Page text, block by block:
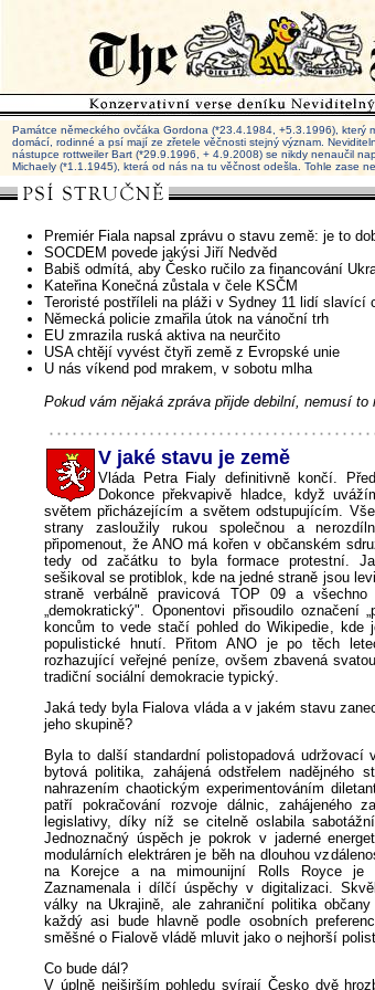
Památce německého ovčáka Gordona (*23.4.1984, +5.3.1996), který
domácí, rodinné a psí mají ze zřetele věčnosti stejný význam.
nástupce rottweiler Bart (*29.9.1996, + 4.9.2008) se nikdy nenaučil
Michaely (*1.1.1945), která od nás na tu věčnost odešla. Tohle zase
Premiér Fiala napsal zprávu o stavu země: je to
SOCDEM povede jakýsi Jiří Nedvěd
Babiš odmítá, aby Česko ručilo za financování
Kateřina Konečná zůstala v čele KSČM
Teroristé postříleli na pláži v Sydney 11 lidí slavící
Německá policie zmařila útok na vánoční trh
EU zmrazila ruská aktiva na neurčito
USA chtějí vyvést čtyři země z Evropské unie
U nás víkend pod mrakem, v sobotu mlha
Pokud vám nějaká zpráva přijde debilní, nemusí to
V jaké stavu je země
Vláda Petra Fialy definitivně končí.
Dokonce překvapivě hladce, když
světem přicházejícím a světem odstupujícím.
strany zasloužily rukou společnou a
připomenout, že ANO má kořen v občanském
tedy od začátku to byla formace protestní.
sešikoval se protiblok, kde na jedné straně jsou
straně verbálně pravicová TOP 09 a všechno
„demokratický". Oponentovi přisoudilo označení
koncům to vede stačí pohled do Wikipedie, kde
populistické hnutí. Přitom ANO je po těch
rozhazující veřejné peníze, ovšem zbavená
tradiční sociální demokracie typický.
Jaká tedy byla Fialova vláda a v jakém stavu
jeho skupině?
Byla to další standardní polistopadová udržovací
bytová politika, zahájená odstřelem nadějného
nahrazením chaotickým experimentováním
patří pokračování rozvoje dálnic, zahájeného
legislativy, díky níž se citelně oslabila
Jednoznačný úspěch je pokrok v jaderné
modulárních elektráren je běh na dlouhou
na Korejce a na mimounijní Rolls Royce je
Zaznamenala i dílčí úspěchy v digitalizaci.
války na Ukrajině, ale zahraniční politika
každý asi bude hlavně podle osobních
směšné o Fialově vládě mluvit jako o nejhorší
Co bude dál?
V úplně nejširším pohledu svírají Česko dvě